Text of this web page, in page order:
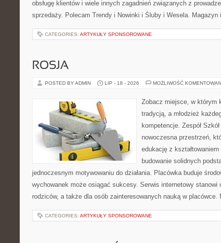
obsługę klientów i wiele innych zagadnień związanych z
sprzedaży. Polecam Trendy i Nowinki i Śluby i Wesela.
CATEGORIES: ARTYKUŁY SPONSOROWANE
ROSJA
POSTED BY ADMIN LIP - 18 - 2026 MOŻLIWOŚĆ
Zobacz miejsce, w którym
tradycją, a młodzież
kompetencje. Zespół
nowoczesna przestrzeń,
edukację z
budowanie solidnych
jednoczesnym motywowaniu do działania. Placówka buduje
wychowanek może osiągać sukcesy. Serwis internetowy stanowi
rodziców, a także dla osób zainteresowanych nauką w
CATEGORIES: ARTYKUŁY SPONSOROWANE